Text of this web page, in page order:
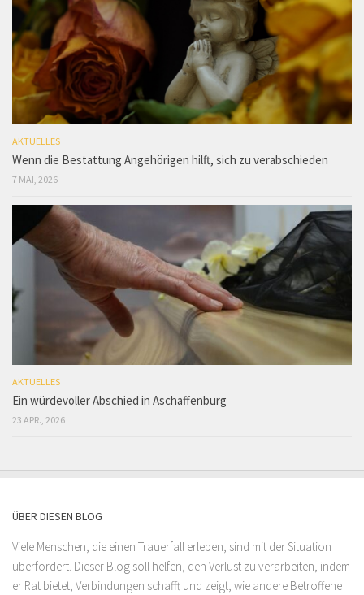
AKTUELLES
Wenn die Bestattung Angehörigen hilft, sich zu verabschieden
7 MAI, 2026
AKTUELLES
Ein würdevoller Abschied in Aschaffenburg
23 APR., 2026
ÜBER DIESEN BLOG
Viele Menschen, die einen Trauerfall erleben, sind mit der Situation
überfordert. Dieser Blog soll helfen, den Verlust zu verarbeiten, indem
er Rat bietet, Verbindungen schafft und zeigt, wie andere Betroffene